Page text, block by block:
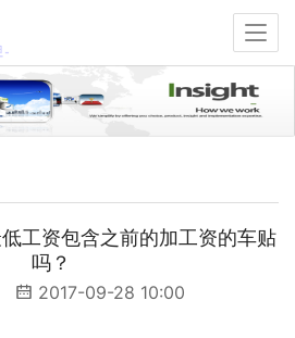
低工资包含之前的加工资的车贴
吗？
2017-09-28 10:00